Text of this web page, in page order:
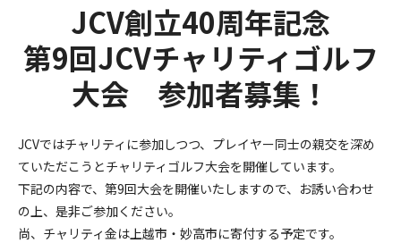
JCV創立40周年記念
第9回JCVチャリティゴルフ
大会 参加者募集！
JCVではチャリティに参加しつつ、プレイヤー同士の親交を深め
ていただこうとチャリティゴルフ大会を開催しています。
下記の内容で、第9回大会を開催いたしますので、お誘い合わせ
の上、是非ご参加ください。
尚、チャリティ金は上越市・妙高市に寄付する予定です。